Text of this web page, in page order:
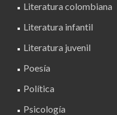
Literatura colombiana
Literatura infantil
Literatura juvenil
Poesía
Política
Psicología